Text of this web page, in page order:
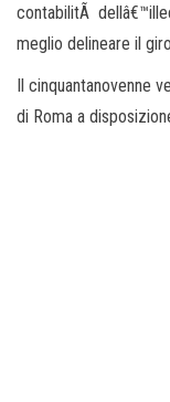
contabilitÃ
meglio delineare il
Il cinquantanovenne
di Roma a